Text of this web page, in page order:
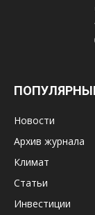
Новости
Архив журнала
Климат
Статьи
Инвестиции